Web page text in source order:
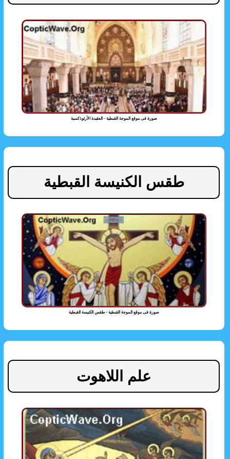
صورة فى موقع الموجة القبطية - العقيدة الأرثوذكسية
طقس الكنيسة القبطية
صورة فى موقع الموجة القبطية - طقس الكنيسة القبطية
علم اللاهوت